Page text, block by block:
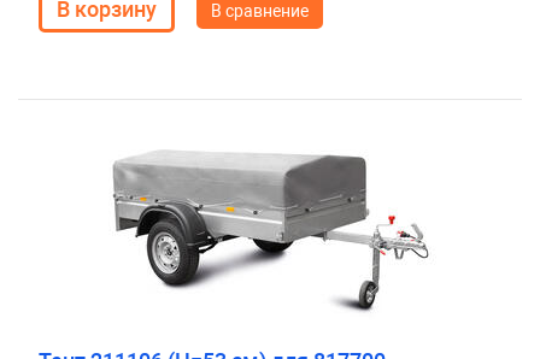
В сравнение